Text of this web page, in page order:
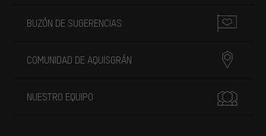
BUZÓN DE SUGERENCIAS
COMUNIDAD DE AQUISGRÁN
NUESTRO EQUIPO